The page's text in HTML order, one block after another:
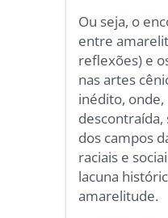
Ou seja, o
entre
reflexões) e
nas artes
inédito,
dos campos
raciais e
lacuna
amarelitude.